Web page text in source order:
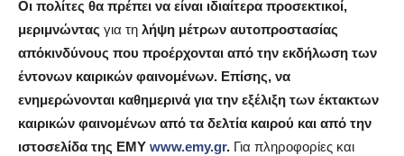
Οι πολίτες θα πρέπει να είναι ιδιαίτερα προσεκτικοί,
μεριμνώντας για τη λήψη μέτρων αυτοπροστασίας
απόκινδύνους που προέρχονται από την εκδήλωση των
έντονων καιρικών φαινομένων. Επίσης, να
ενημερώνονται καθημερινά για την εξέλιξη των έκτακτων
καιρικών φαινομένων από τα δελτία καιρού και από την
ιστοσελίδα της ΕΜΥ www.emy.gr. Για πληροφορίες και